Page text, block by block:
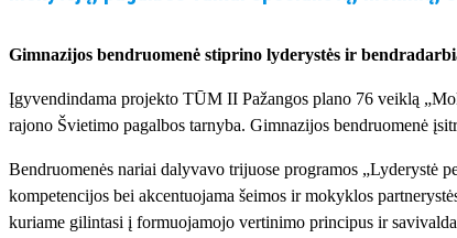
Gimnazijos bendruomenė stiprino lyderystės ir
Įgyvendindama projekto TŪM II Pažangos plano 76 veiklą
rajono Švietimo pagalbos tarnyba. Gimnazijos bendruomenė
Bendruomenės nariai dalyvavo trijuose programos „Lyderystė
kompetencijos bei akcentuojama šeimos ir mokyklos
kuriame gilintasi į formuojamojo vertinimo principus ir